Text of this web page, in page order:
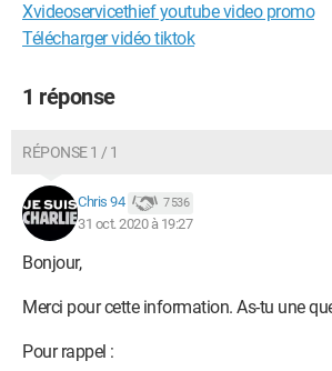
Xvideoservicethief youtube video promo
Télécharger vidéo tiktok
1 réponse
RÉPONSE 1 / 1
Chris 94 7 536
31 oct. 2020 à 19:27
Bonjour,
Merci pour cette information. As-tu une
Pour rappel :